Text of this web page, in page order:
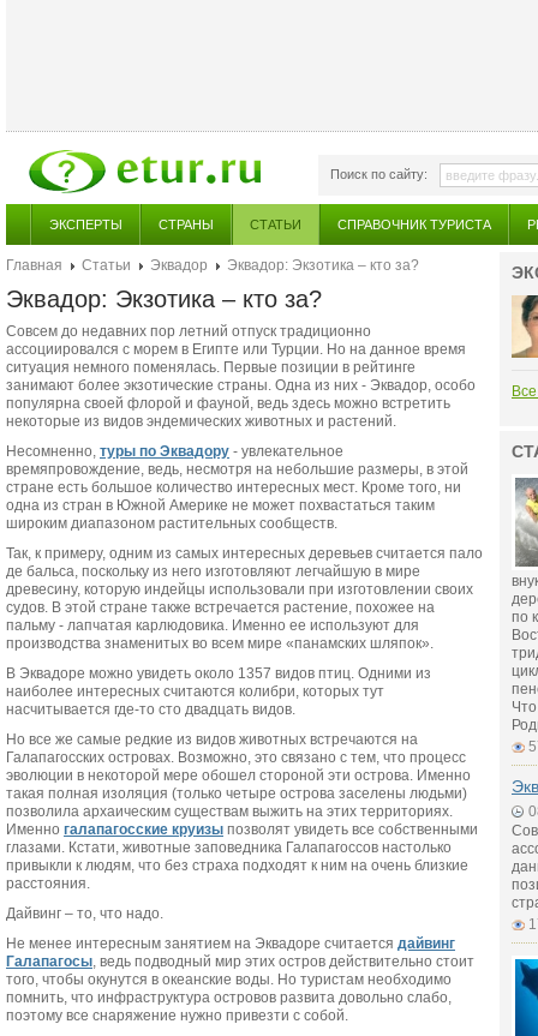
Поиск по сайту:
ЭКСПЕРТЫ СТРАНЫ СТАТЬИ СПРАВОЧНИК ТУРИСТА
Главная Статьи Эквадор Эквадор: Экзотика – кто за?
Эквадор: Экзотика – кто за?
Совсем до недавних пор летний отпуск традиционно
ассоциировался с морем в Египте или Турции. Но на данное время
ситуация немного поменялась. Первые позиции в рейтинге
занимают более экзотические страны. Одна из них - Эквадор, особо
популярна своей флорой и фауной, ведь здесь можно встретить
некоторые из видов эндемических животных и растений.
Несомненно, туры по Эквадору - увлекательное
времяпровождение, ведь, несмотря на небольшие размеры, в этой
стране есть большое количество интересных мест. Кроме того, ни
одна из стран в Южной Америке не может похвастаться таким
широким диапазоном растительных сообществ.
Так, к примеру, одним из самых интересных деревьев считается пало
де бальса, поскольку из него изготовляют легчайшую в мире
древесину, которую индейцы использовали при изготовлении своих
судов. В этой стране также встречается растение, похожее на
пальму - лапчатая карлюдовика. Именно ее используют для
производства знаменитых во всем мире «панамских шляпок».
В Эквадоре можно увидеть около 1357 видов птиц. Одними из
наиболее интересных считаются колибри, которых тут
насчитывается где-то сто двадцать видов.
Но все же самые редкие из видов животных встречаются на
Галапагосских островах. Возможно, это связано с тем, что процесс
эволюции в некоторой мере обошел стороной эти острова. Именно
такая полная изоляция (только четыре острова заселены людьми)
позволила архаическим существам выжить на этих территориях.
Именно галапагосские круизы позволят увидеть все собственными
глазами. Кстати, животные заповедника Галапагоссов настолько
привыкли к людям, что без страха подходят к ним на очень близкие
расстояния.
Дайвинг – то, что надо.
Не менее интересным занятием на Эквадоре считается дайвинг
Галапагосы, ведь подводный мир этих остров действительно стоит
того, чтобы окунутся в океанские воды. Но туристам необходимо
помнить, что инфраструктура островов развита довольно слабо,
поэтому все снаряжение нужно привезти с собой.
по